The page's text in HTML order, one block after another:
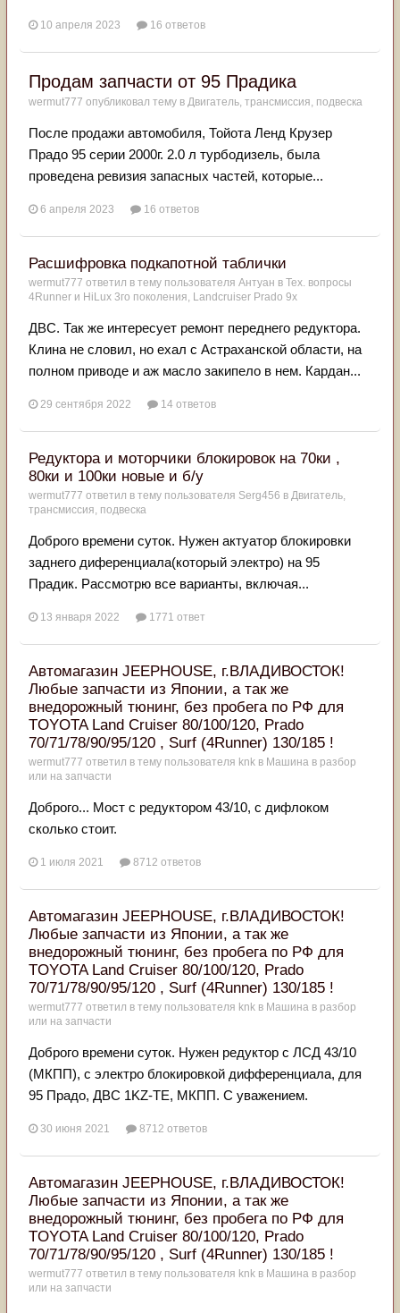
10 апреля 2023 16 ответов
Продам запчасти от 95 Прадика
wermut777 опубликовал тему в Двигатель, трансмиссия, подвеска
После продажи автомобиля, Тойота Ленд Крузер
Прадо 95 серии 2000г. 2.0 л турбодизель, была
проведена ревизия запасных частей, которые...
6 апреля 2023 16 ответов
Расшифровка подкапотной таблички
wermut777 ответил в тему пользователя Антуан в Тех. вопросы
4Runner и HiLux 3го поколения, Landсruiser Prado 9x
ДВС. Так же интересует ремонт переднего редуктора.
Клина не словил, но ехал с Астраханской области, на
полном приводе и аж масло закипело в нем. Кардан...
29 сентября 2022 14 ответов
Редуктора и моторчики блокировок на 70ки ,
80ки и 100ки новые и б/у
wermut777 ответил в тему пользователя Serg456 в Двигатель,
трансмиссия, подвеска
Доброго времени суток. Нужен актуатор блокировки
заднего диференциала(который электро) на 95
Прадик. Рассмотрю все варианты, включая...
13 января 2022 1771 ответ
Автомагазин JEEPHOUSE, г.ВЛАДИВОСТОК!
Любые запчасти из Японии, а так же
внедорожный тюнинг, без пробега по РФ для
TOYOTA Land Cruiser 80/100/120, Prado
70/71/78/90/95/120 , Surf (4Runner) 130/185 !
wermut777 ответил в тему пользователя knk в Машина в разбор
или на запчасти
Доброго... Мост с редуктором 43/10, с дифлоком
сколько стоит.
1 июля 2021 8712 ответов
Автомагазин JEEPHOUSE, г.ВЛАДИВОСТОК!
Любые запчасти из Японии, а так же
внедорожный тюнинг, без пробега по РФ для
TOYOTA Land Cruiser 80/100/120, Prado
70/71/78/90/95/120 , Surf (4Runner) 130/185 !
wermut777 ответил в тему пользователя knk в Машина в разбор
или на запчасти
Доброго времени суток. Нужен редуктор с ЛСД 43/10
(МКПП), с электро блокировкой дифференциала, для
95 Прадо, ДВС 1KZ-TE, МКПП. С уважением.
30 июня 2021 8712 ответов
Автомагазин JEEPHOUSE, г.ВЛАДИВОСТОК!
Любые запчасти из Японии, а так же
внедорожный тюнинг, без пробега по РФ для
TOYOTA Land Cruiser 80/100/120, Prado
70/71/78/90/95/120 , Surf (4Runner) 130/185 !
wermut777 ответил в тему пользователя knk в Машина в разбор
или на запчасти